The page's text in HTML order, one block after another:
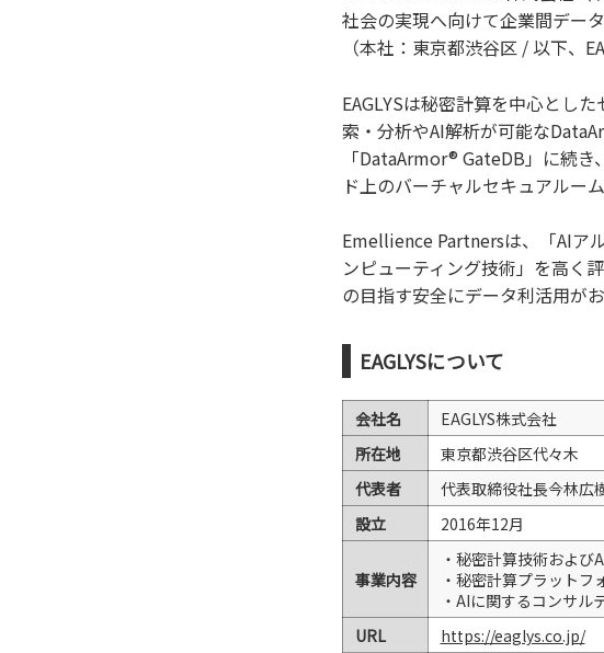
社会の実現へ向けて企業間デー
（本社：東京都渋谷区 / 以下、
EAGLYSは秘密計算を中心とし
索・分析やAI解析が可能な
「DataArmor® GateDB」に続
ド上のバーチャルセキュアルー
Emellience Partnersは、「AIア
ンピューティング技術」を高く
の目指す安全にデータ利活用が
EAGLYSについて
会社名
EAGLYS株式会社
所在地
東京都渋谷区代々木
代表者
代表取締役社長今林広
設立
2016年12月
事業内容
・秘密計算技術および
・秘密計算プラット
・AIに関するコンサル
URL
https://eaglys.co.jp/